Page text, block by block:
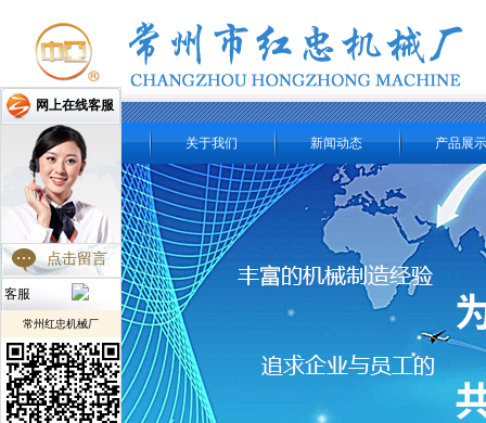
网站首页 关于我们 新闻动态 产品展示
网上在线客服
点击留言
客服
常州红忠机械厂